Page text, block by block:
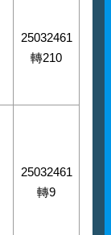
25032461
轉210
25032461
轉9